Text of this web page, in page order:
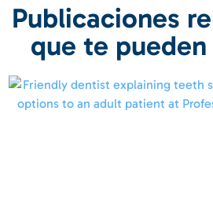
Publicaciones
que te